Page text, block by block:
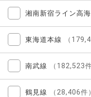
湘南新宿ライン高海
東海道本線 （
南武線 （182,523件
鶴見線 （28,406件）